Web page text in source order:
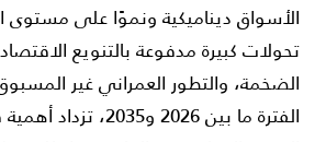
الأسواق ديناميكية ونموًا على مستوى
تحولات كبيرة مدفوعة بالتنويع
الضخمة، والتطور العمراني غير
الفترة ما بين 2026